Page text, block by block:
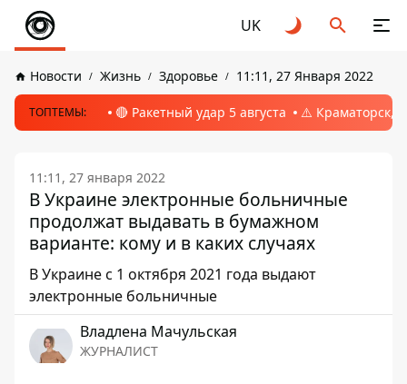
UK
Новости Жизнь Здоровье 11:11, 27 Января 2022
ТОПТЕМЫ: 🔴 Ракетный удар 5 августа ⚠️ Краматорск,
11:11, 27 января 2022
В Украине электронные больничные
продолжат выдавать в бумажном
варианте: кому и в каких случаях
В Украине с 1 октября 2021 года выдают
электронные больничные
Владлена Мачульская
ЖУРНАЛИСТ